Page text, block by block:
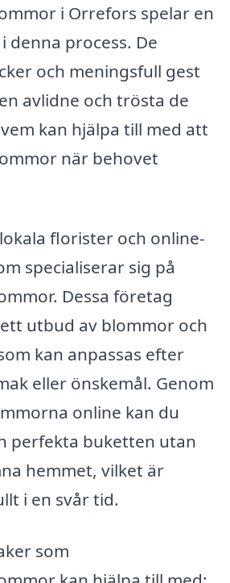
i Orrefors spelar en
denna process. De
och meningsfull gest
avlidne och trösta de
kan hjälpa till med att
när behovet
florister och online-
specialiserar sig på
Dessa företag
utbud av blommor och
kan anpassas efter
eller önskemål. Genom
online kan du
perfekta buketten utan
hemmet, vilket är
i en svår tid.
som